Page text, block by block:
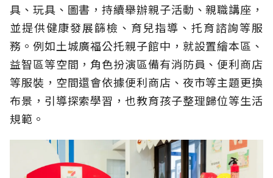
具、玩具、圖書，持續舉辦親子活動、親職講座，
並提供健康發展篩檢、育兒指導、托育諮詢等服
務。例如土城廣福公托親子館中，就設置繪本區、
益智區等空間，角色扮演區備有消防員、便利商店
等服裝，空間還會依據便利商店、夜市等主題更換
布景，引導探索學習，也教育孩子整理歸位等生活
規範。